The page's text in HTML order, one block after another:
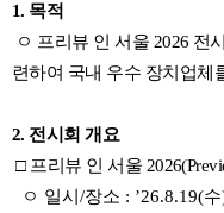
1. 목적
ㅇ 프리뷰 인 서울 2026 전
련하여 국내 우수 장치업체
2. 전시회 개요
□ 프리뷰 인 서울
ㅇ 일시 /장소 : ’26.8.19(수